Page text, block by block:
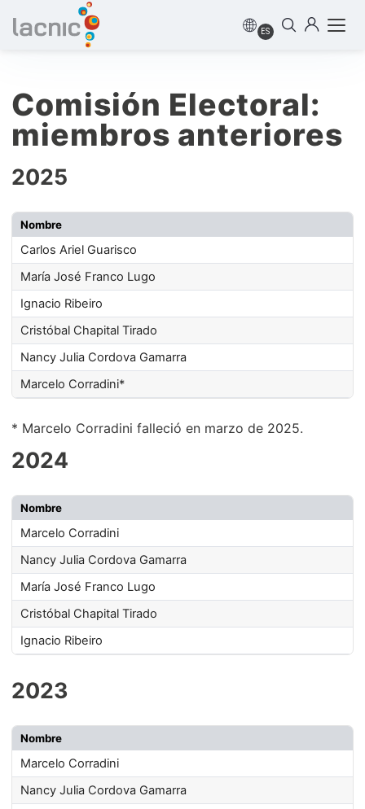
ES
Comisión Electoral:
miembros anteriores
2025
Nombre
Carlos Ariel Guarisco
María José Franco Lugo
Ignacio Ribeiro
Cristóbal Chapital Tirado
Nancy Julia Cordova Gamarra
Marcelo Corradini*
* Marcelo Corradini falleció en marzo de 2025.
2024
Nombre
Marcelo Corradini
Nancy Julia Cordova Gamarra
María José Franco Lugo
Cristóbal Chapital Tirado
Ignacio Ribeiro
2023
Nombre
Marcelo Corradini
Nancy Julia Cordova Gamarra